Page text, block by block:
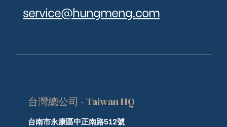
service@hungmeng.com
台灣總公司 - Taiwan HQ
台南市永康區中正南路512號